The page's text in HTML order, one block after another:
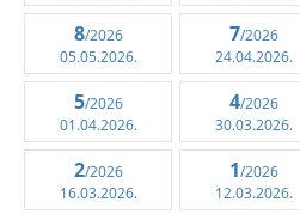
8/2026
05.05.2026.
7/2026
24.04.2026.
5/2026
01.04.2026.
4/2026
30.03.2026.
2/2026
16.03.2026.
1/2026
12.03.2026.